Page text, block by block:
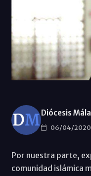
Diócesis
06/04/2020
Por nuestra parte,
comunidad islámica